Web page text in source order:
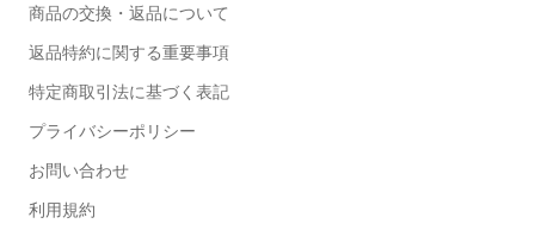
商品の交換・返品について
返品特約に関する重要事項
特定商取引法に基づく表記
プライバシーポリシー
お問い合わせ
利用規約